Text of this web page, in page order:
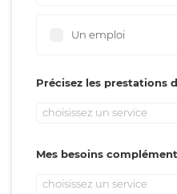
Un emploi
Précisez les prestations
choisissez un service
Mes besoins
choisissez un service